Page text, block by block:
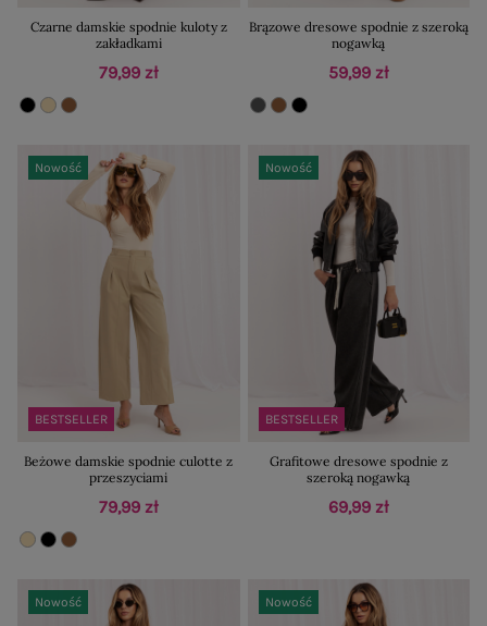
Czarne damskie spodnie kuloty z
zakładkami
79,99 zł
Brązowe dresowe spodnie z szeroką
nogawką
59,99 zł
BESTSELLER
Nowość
Beżowe damskie spodnie culotte z
przeszyciami
79,99 zł
BESTSELLER
Nowość
Grafitowe dresowe spodnie z
szeroką nogawką
69,99 zł
Nowość Nowość